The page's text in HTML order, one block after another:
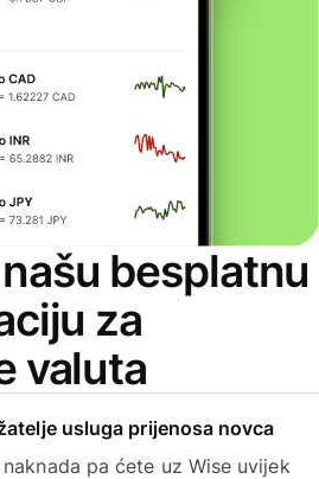
besplatnu
za
valuta
usluga prijenosa novca
pa ćete uz Wise uvijek